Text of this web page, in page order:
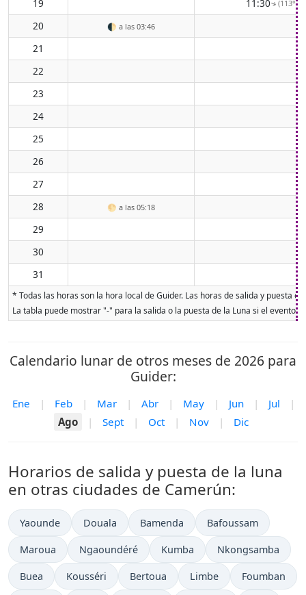
19 11:30↑(113°
20 🌓 a las 03:46
21
22
23
24
25
26
27
28
🌕 a las 05:18
29
30
31
* Todas las horas son la hora local de Guider. Las horas de salida y puesta
La tabla puede mostrar "-" para la salida o la puesta de la Luna si el evento
Calendario lunar de otros meses de 2026 para
Guider:
Ene | Feb | Mar | Abr | May | Jun | Jul
|
Ago
| Sept | Oct | Nov | Dic
Horarios de salida y puesta de la luna
en otras ciudades de Camerún:
Yaounde Douala Bamenda Bafoussam
Maroua Ngaoundéré Kumba Nkongsamba
Buea Kousséri Bertoua Limbe Foumban